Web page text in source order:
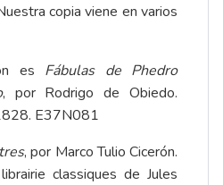
copia viene en varios
es Fábulas de Phedro
, por Rodrigo de Obiedo.
E37N081
, por Marco Tulio Cicerón.
classiques de Jules